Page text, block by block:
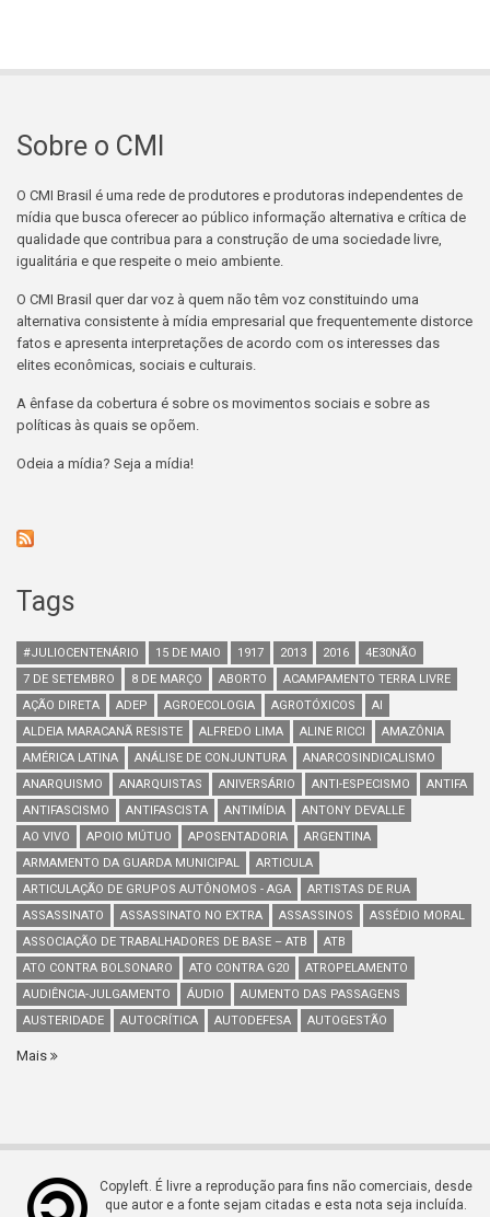
Sobre o CMI
O CMI Brasil é uma rede de produtores e produtoras independentes de
mídia que busca oferecer ao público informação alternativa e crítica de
qualidade que contribua para a construção de uma sociedade livre,
igualitária e que respeite o meio ambiente.
O CMI Brasil quer dar voz à quem não têm voz constituindo uma
alternativa consistente à mídia empresarial que frequentemente distorce
fatos e apresenta interpretações de acordo com os interesses das
elites econômicas, sociais e culturais.
A ênfase da cobertura é sobre os movimentos sociais e sobre as
políticas às quais se opõem.
Odeia a mídia? Seja a mídia!
Tags
#JULIOCENTENÁRIO 15 DE MAIO 1917 2013 2016
4E30NÃO
7 DE SETEMBRO
8 DE MARÇO ABORTO
ACAMPAMENTO TERRA LIVRE
AÇÃO DIRETA
ADEP AGROECOLOGIA AGROTÓXICOS
AI
ALDEIA MARACANÃ RESISTE
ALFREDO LIMA ALINE RICCI
AMAZÔNIA
AMÉRICA LATINA
ANÁLISE DE CONJUNTURA
ANARCOSINDICALISMO
ANARQUISMO
ANARQUISTAS ANIVERSÁRIO ANTI-ESPECISMO
ANTIFA
ANTIFASCISMO
ANTIFASCISTA ANTIMÍDIA
ANTONY DEVALLE
AO VIVO
APOIO MÚTUO APOSENTADORIA
ARGENTINA
ARMAMENTO DA GUARDA MUNICIPAL
ARTICULA
ARTICULAÇÃO DE GRUPOS AUTÔNOMOS - AGA
ARTISTAS DE RUA
ASSASSINATO
ASSASSINATO NO EXTRA ASSASSINOS
ASSÉDIO MORAL
ASSOCIAÇÃO DE TRABALHADORES DE BASE – ATB
ATB
ATO CONTRA BOLSONARO
ATO CONTRA G20
ATROPELAMENTO
AUDIÊNCIA-JULGAMENTO
ÁUDIO
AUMENTO DAS PASSAGENS
AUSTERIDADE
AUTOCRÍTICA AUTODEFESA AUTOGESTÃO
Mais
Copyleft. É livre a reprodução para fins não comerciais, desde
que autor e a fonte sejam citadas e esta nota seja incluída.